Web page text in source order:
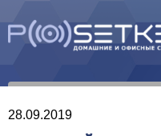
28.09.2019